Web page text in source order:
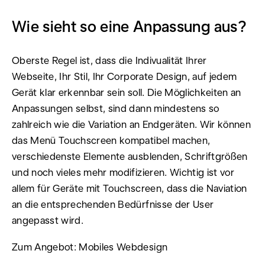
Wie sieht so eine Anpassung aus?
Oberste Regel ist, dass die Indivualität Ihrer
Webseite, Ihr Stil, Ihr Corporate Design, auf jedem
Gerät klar erkennbar sein soll. Die Möglichkeiten an
Anpassungen selbst, sind dann mindestens so
zahlreich wie die Variation an Endgeräten. Wir können
das Menü Touchscreen kompatibel machen,
verschiedenste Elemente ausblenden, Schriftgrößen
und noch vieles mehr modifizieren. Wichtig ist vor
allem für Geräte mit Touchscreen, dass die Naviation
an die entsprechenden Bedürfnisse der User
angepasst wird.
Zum Angebot: Mobiles Webdesign